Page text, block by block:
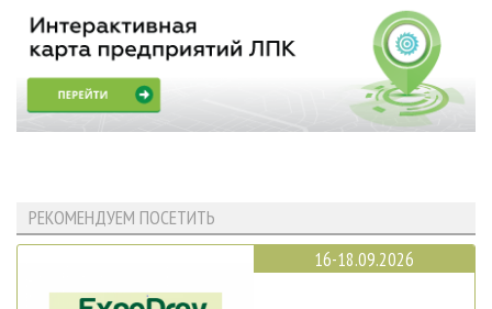
РЕКОМЕНДУЕМ ПОСЕТИТЬ
16-18.09.2026